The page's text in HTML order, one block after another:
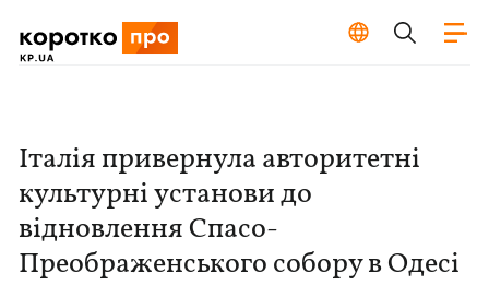
Італія привернула авторитетні
культурні установи до
відновлення Спасо-
Преображенського собору в Одесі